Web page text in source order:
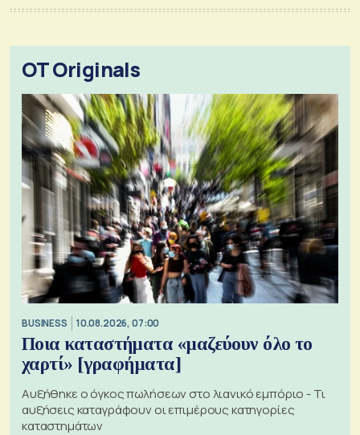
OT Originals
BUSINESS 10.08.2026, 07:00
Ποια καταστήματα «μαζεύουν όλο το
χαρτί» [γραφήματα]
Αυξήθηκε ο όγκος πωλήσεων στο λιανικό εμπόριο - Τι
αυξήσεις καταγράφουν οι επιμέρους κατηγορίες
καταστημάτων